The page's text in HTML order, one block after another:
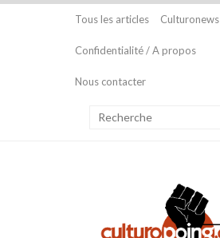
Tous les articles Culturonews
Confidentialité / A propos
Nous contacter